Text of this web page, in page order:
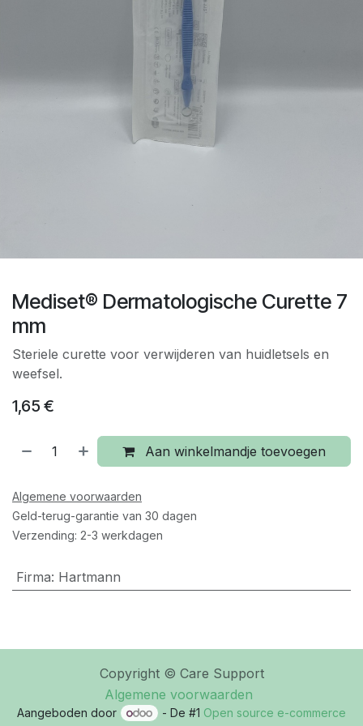
Mediset® Dermatologische Curette 7
mm
Steriele curette voor verwijderen van huidletsels en
weefsel.
1,65 €
Aan winkelmandje toevoegen
Algemene voorwaarden
Geld-terug-garantie van 30 dagen
Verzending: 2-3 werkdagen
Firma: Hartmann
Copyright © Care Support
Algemene voorwaarden
Aangeboden door - De #1 Open source e-commerce